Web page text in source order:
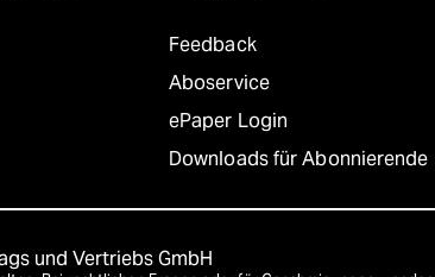
Feedback
Aboservice
ePaper Login
Downloads für Abonnierende
und Vertriebs GmbH